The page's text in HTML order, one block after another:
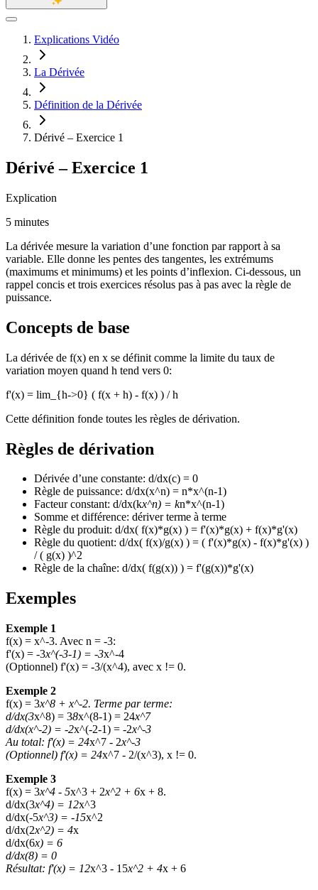
Explications Vidéo
La Dérivée
Définition de la Dérivée
Dérivé – Exercice 1
Dérivé – Exercice 1
Explication
5 minutes
La dérivée mesure la variation d’une fonction par rapport à sa
variable. Elle donne les pentes des tangentes, les extrémums
(maximums et minimums) et les points d’inflexion. Ci-dessous, un
rappel concis et trois exercices résolus pas à pas avec la règle de
puissance.
Concepts de base
La dérivée de f(x) en x se définit comme la limite du taux de
variation moyen quand h tend vers 0:
f'(x) = lim_{h->0} ( f(x + h) - f(x) ) / h
Cette définition fonde toutes les règles de dérivation.
Règles de dérivation
Dérivée d’une constante: d/dx(c) = 0
Règle de puissance: d/dx(x^n) = n*x^(n-1)
Facteur constant: d/dx(kx^n) = kn*x^(n-1)
Somme et différence: dériver terme à terme
Règle du produit: d/dx( f(x)*g(x) ) = f'(x)*g(x) + f(x)*g'(x)
Règle du quotient: d/dx( f(x)/g(x) ) = ( f'(x)*g(x) - f(x)*g'(x) )
/ ( g(x) )^2
Règle de la chaîne: d/dx( f(g(x)) ) = f'(g(x))*g'(x)
Exemples
Exemple 1
f(x) = x^-3. Avec n = -3:
f'(x) = -3x^(-3-1) = -3x^-4
(Optionnel) f'(x) = -3/(x^4), avec x != 0.
Exemple 2
f(x) = 3x^8 + x^-2. Terme par terme:
d/dx(3x^8) = 38x^(8-1) = 24x^7
d/dx(x^-2) = -2x^(-2-1) = -2x^-3
Au total: f'(x) = 24x^7 - 2x^-3
(Optionnel) f'(x) = 24x^7 - 2/(x^3), x != 0.
Exemple 3
f(x) = 3x^4 - 5x^3 + 2x^2 + 6x + 8.
d/dx(3x^4) = 12x^3
d/dx(-5x^3) = -15x^2
d/dx(2x^2) = 4x
d/dx(6x) = 6
d/dx(8) = 0
Résultat: f'(x) = 12x^3 - 15x^2 + 4x + 6